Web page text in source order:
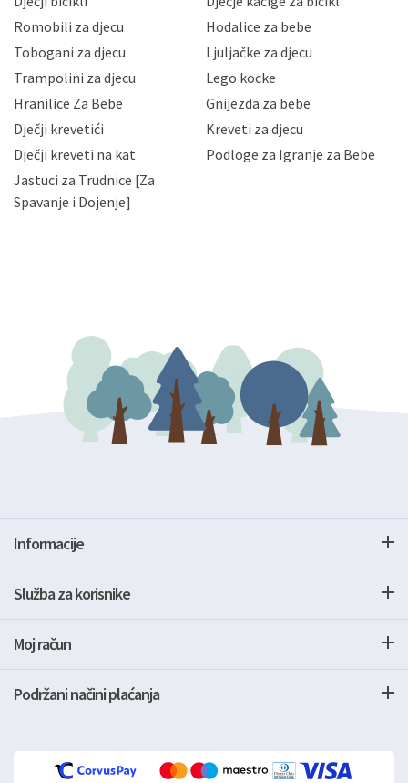
gubitka ili uništenja. Mae.hr štiti privatnost svojih
korisnika i posjetitelja web stranica, čuva povjerljivost
Vaših osobnih podataka te omogućava pristup i
priopćavanje osobnih podataka samo onim svojim
zaposlenicima kojima su isti potrebni radi provedbe
slučajevima koji su dozvoljeni zakonima. Napominjemo
da možete u svako doba, u potpunosti ili djelomice,
zatražiti prestanak aktivnosti obrade Vaših osobnih
podataka. Opoziv privole možete podnijeti poštom na
gore navedenu adresu ili e-mailom na adresu:
Romobili za djecu
Hodalice za bebe
Tobogani za djecu
Ljuljačke za djecu
Trampolini za djecu
Lego kocke
Hranilice Za Bebe
Gnijezda za bebe
Dječji krevetići
Kreveti za djecu
Dječji kreveti na kat
Podloge za Igranje za Bebe
Jastuci za Trudnice [Za
Spavanje i Dojenje]
Informacije
Služba za korisnike
Moj račun
Podržani načini plaćanja